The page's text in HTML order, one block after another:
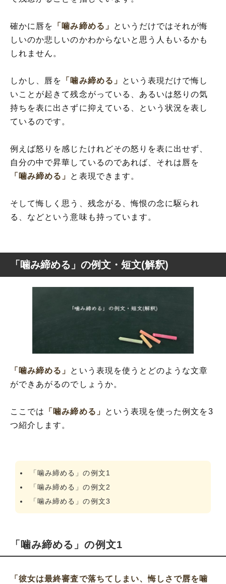
確かに唇を 「噛み締める」
というだけではそれが悔
しいのか悲しいのかわからないと思う人もいるかも
しれません。
しかし、唇を 「噛み締める」
という表現だけで悔し
いことが起きて残念がっている、あるいは怒りの気
持ちを表に出さずに抑えている、という状況を表し
ているのです。
例えば怒りを感じたけれどその怒りを表に出せず、
自分の中で昇華しているのであれば、それは唇を
「噛み締める」 と表現できます。
そして悔しく思う、残念がる、悔恨の念に駆られ
る、などという意味も持っています。
「噛み締める」の例文・短文(解釈)
「噛み締める」 という表現を使うとどのような文章
ができあがるのでしょうか。
ここでは 「噛み締める」
という表現を使った例文を3
つ紹介します。
「噛み締める」の例文1
「噛み締める」の例文2
「噛み締める」の例文3
「噛み締める」の例文1
「彼女は最終審査で落ちてしまい、悔しさで唇を噛